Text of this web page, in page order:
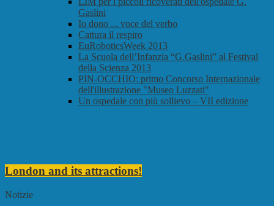
Gaslini
Io dono ... voce del verbo
Cattura il respiro
EuRoboticsWeek 2013
La Scuola dell’Infanzia “G.Gaslini” al Festival
della Scienza 2013
PIN-OCCHIO: primo Concorso Internazionale
dell'illustrazione "Museo Luzzati"
Un ospedale con più sollievo – VII edizione
London and its attractions!
Notizie